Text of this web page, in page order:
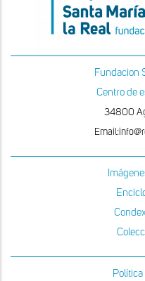
Fundacion
Centro de
34800